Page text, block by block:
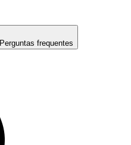
Perguntas frequentes